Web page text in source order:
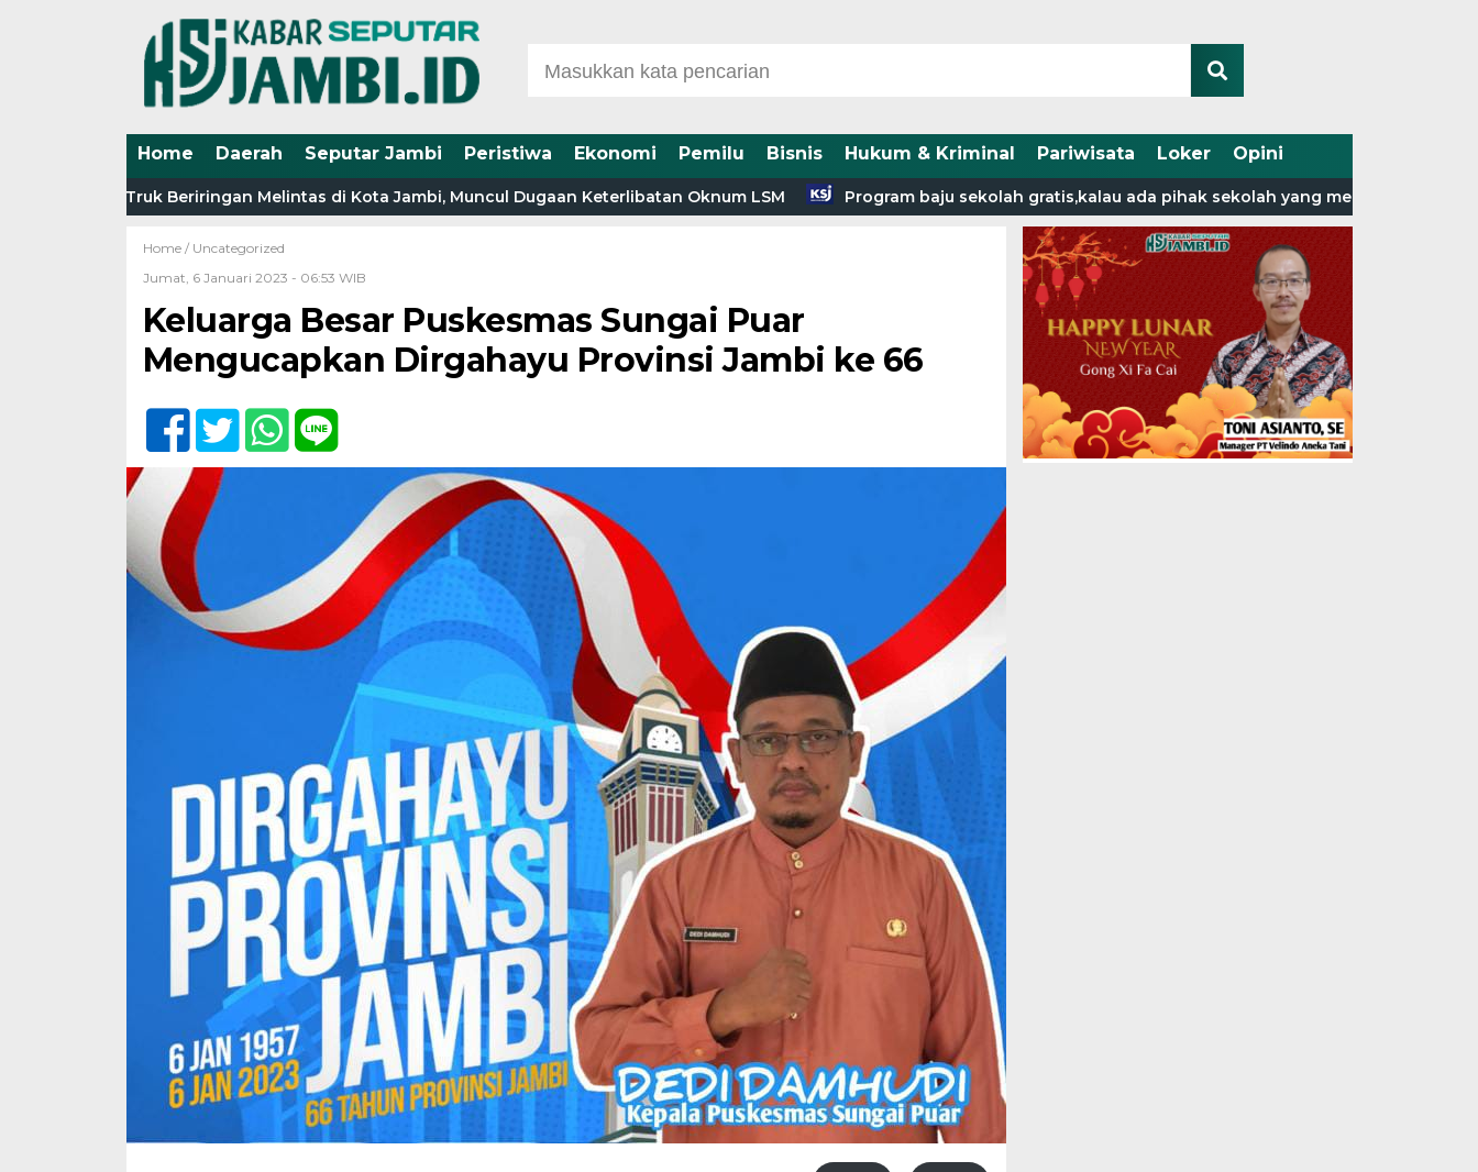
Home Daerah Seputar Jambi Peristiwa Ekonomi Pemilu Bisnis Hukum & Kriminal Pariwisata Loker Opini
Tiga Truk Beriringan Melintas di Kota Jambi, Muncul Dugaan Keterlibatan Oknum LSM Program baju sekolah gratis,kalau ada pihak sekolah yang memungut biaya
Home / Uncategorized
Jumat, 6 Januari 2023 - 06:53 WIB
Keluarga Besar Puskesmas Sungai Puar
Mengucapkan Dirgahayu Provinsi Jambi ke 66